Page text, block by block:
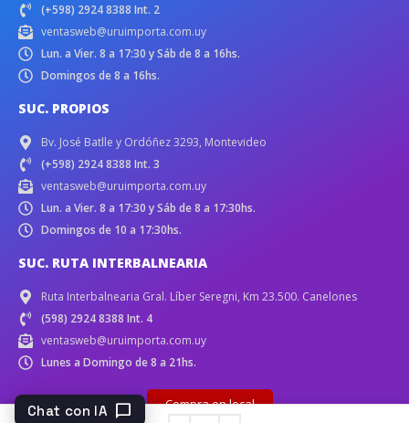
(+598) 2924 8388 Int. 2
ventasweb@uruimporta.com.uy
Lun. a Vier. 8 a 17:30 y Sáb de 8 a 16hs.
Domingos de 8 a 16hs.
SUC. PROPIOS
Bv. José Batlle y Ordóñez 3293, Montevideo
(+598) 2924 8388 Int. 3
ventasweb@uruimporta.com.uy
Lun. a Vier. 8 a 17:30 y Sáb de 8 a 17:30hs.
Domingos de 10 a 17:30hs.
SUC. RUTA INTERBALNEARIA
Ruta Interbalnearia Gral. Líber Seregni, Km 23.500. Canelones
(598) 2924 8388 Int. 4
ventasweb@uruimporta.com.uy
Lunes a Domingo de 8 a 21hs.
Compra en local
Chat con IA chat_bubble